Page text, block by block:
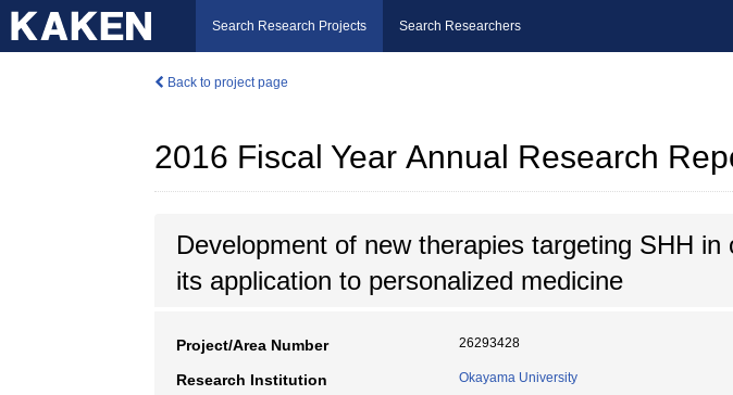
Search Research Projects Search Researchers
Back to project page
2016 Fiscal Year Annual Research
Development of new therapies targeting SHH
its application to personalized medicine
Project/Area Number 26293428
Research Institution Okayama University